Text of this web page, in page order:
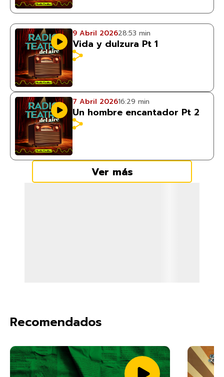
9 Abril 202628:53 min
Vida y dulzura Pt 1
7 Abril 202616:29 min
Un hombre encantador Pt 2
Ver más
Recomendados